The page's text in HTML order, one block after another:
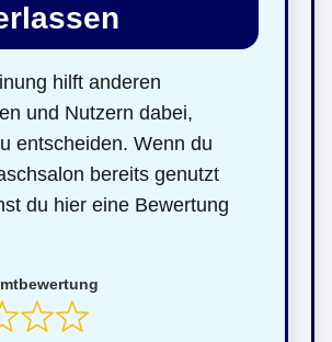
hilft anderen
und Nutzern dabei,
entscheiden. Wenn du
bereits genutzt
du hier eine Bewertung